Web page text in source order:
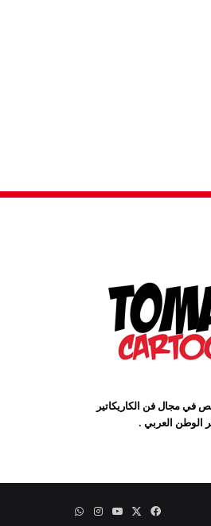
في مجال فن الكاريكاتير
فيسبوك ‫YouTube
انستقرامواتساب